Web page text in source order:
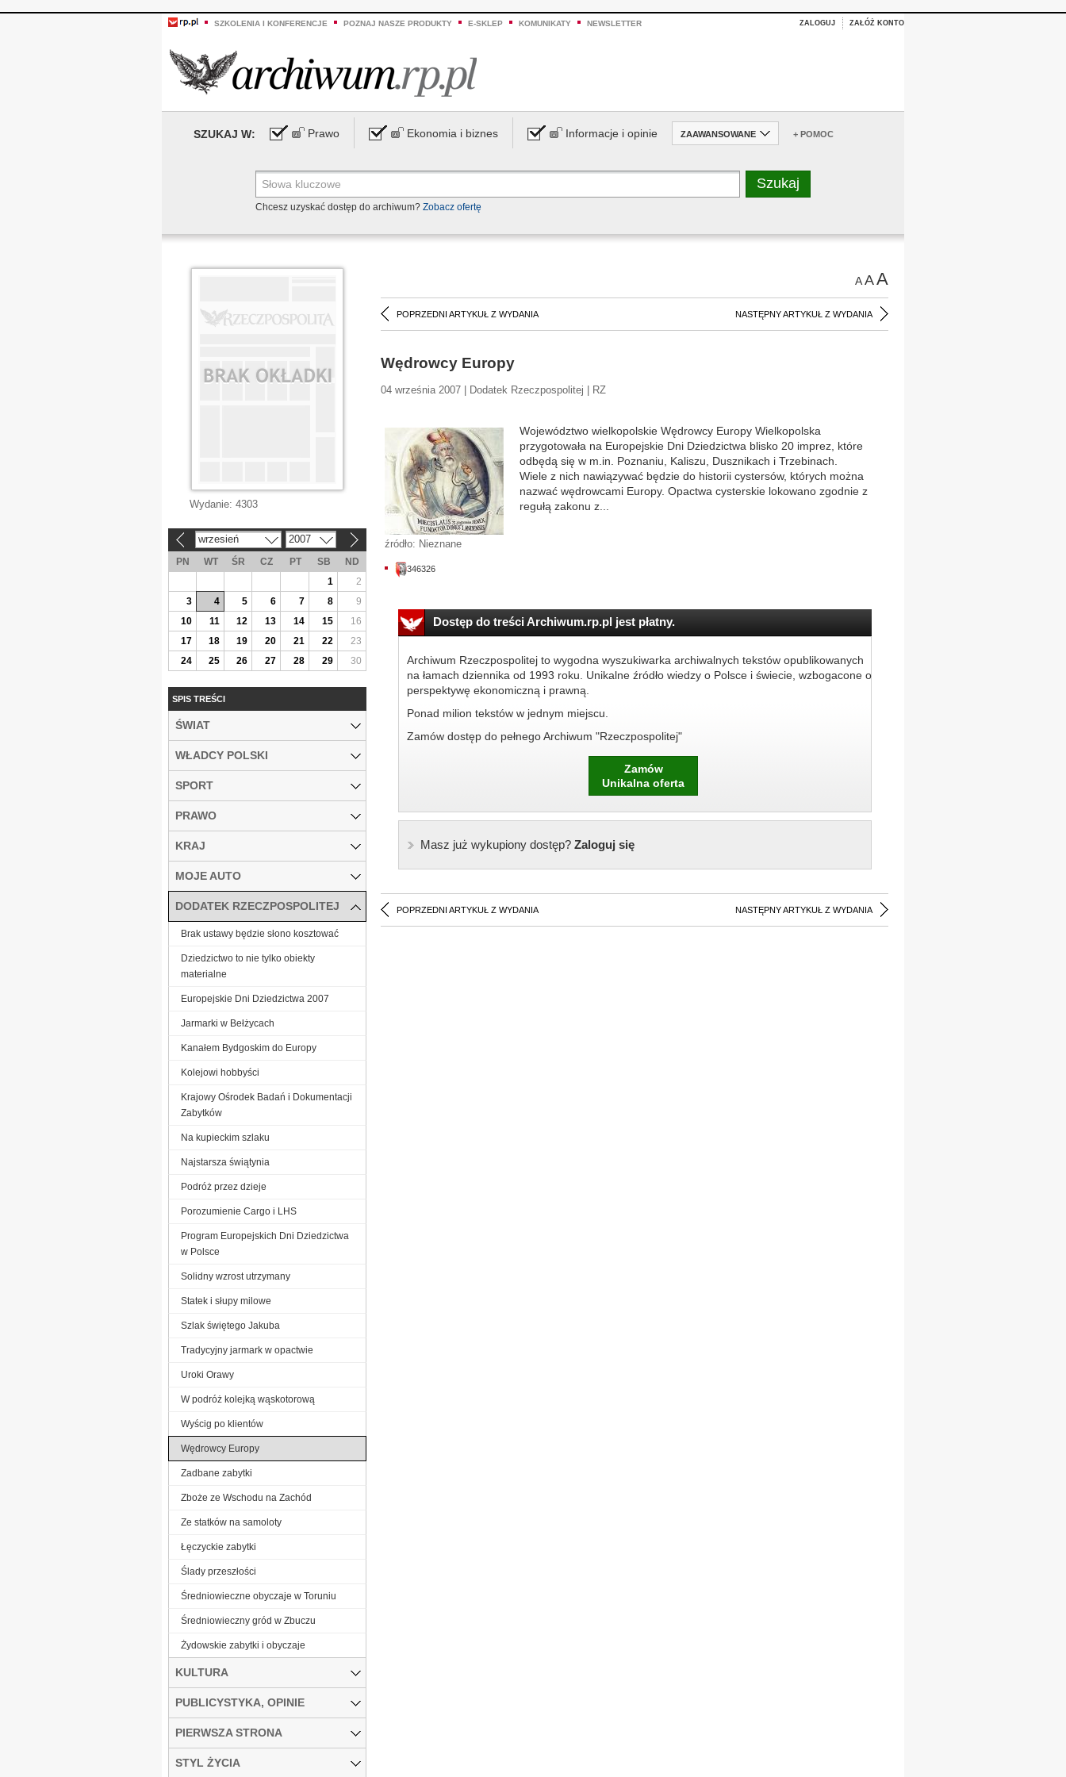
SZKOLENIA I KONFERENCJE POZNAJ NASZE PRODUKTY E-SKLEP KOMUNIKATY NEWSLETTER ZALOGUJ ZAŁÓŻ KONTO
SZUKAJ W: Prawo Ekonomia i biznes Informacje i opinie ZAAWANSOWANE + POMOC
Chcesz uzyskać dostęp do archiwum? Zobacz ofertę
AAA
POPRZEDNI ARTYKUŁ Z WYDANIA NASTĘPNY ARTYKUŁ Z WYDANIA
Wędrowcy Europy
04 września 2007 | Dodatek Rzeczpospolitej | RZ
źródło: Nieznane
346326
Województwo wielkopolskie Wędrowcy Europy Wielkopolska
przygotowała na Europejskie Dni Dziedzictwa blisko 20 imprez, które
odbędą się w m.in. Poznaniu, Kaliszu, Dusznikach i Trzebinach.
Wiele z nich nawiązywać będzie do historii cystersów, których można
nazwać wędrowcami Europy. Opactwa cysterskie lokowano zgodnie z
regułą zakonu z...
Dostęp do treści Archiwum.rp.pl jest płatny.
Archiwum Rzeczpospolitej to wygodna wyszukiwarka archiwalnych tekstów opublikowanych
na łamach dziennika od 1993 roku. Unikalne źródło wiedzy o Polsce i świecie, wzbogacone o
perspektywę ekonomiczną i prawną.
Ponad milion tekstów w jednym miejscu.
Zamów dostęp do pełnego Archiwum "Rzeczpospolitej"
Zamów
Unikalna oferta
Masz już wykupiony dostęp?Zaloguj się
POPRZEDNI ARTYKUŁ Z WYDANIA NASTĘPNY ARTYKUŁ Z WYDANIA
Wydanie: 4303
wrzesień 2007
PN WT ŚR CZ PT SB
ND
1
2
3
4 5 6 7 8
9
10
11 12 13 14 15
16
17
18 19 20 21 22
23
24
25 26 27 28 29 30
SPIS TREŚCI
ŚWIAT
WŁADCY POLSKI
SPORT
PRAWO
KRAJ
MOJE AUTO
DODATEK RZECZPOSPOLITEJ
Brak ustawy będzie słono kosztować
Dziedzictwo to nie tylko obiekty
materialne
Europejskie Dni Dziedzictwa 2007
Jarmarki w Bełżycach
Kanałem Bydgoskim do Europy
Kolejowi hobbyści
Krajowy Ośrodek Badań i Dokumentacji
Zabytków
Na kupieckim szlaku
Najstarsza świątynia
Podróż przez dzieje
Porozumienie Cargo i LHS
Program Europejskich Dni Dziedzictwa
w Polsce
Solidny wzrost utrzymany
Statek i słupy milowe
Szlak świętego Jakuba
Tradycyjny jarmark w opactwie
Uroki Orawy
W podróż kolejką wąskotorową
Wyścig po klientów
Wędrowcy Europy
Zadbane zabytki
Zboże ze Wschodu na Zachód
Ze statków na samoloty
Łęczyckie zabytki
Ślady przeszłości
Średniowieczne obyczaje w Toruniu
Średniowieczny gród w Zbuczu
Żydowskie zabytki i obyczaje
KULTURA
PUBLICYSTYKA, OPINIE
PIERWSZA STRONA
STYL ŻYCIA